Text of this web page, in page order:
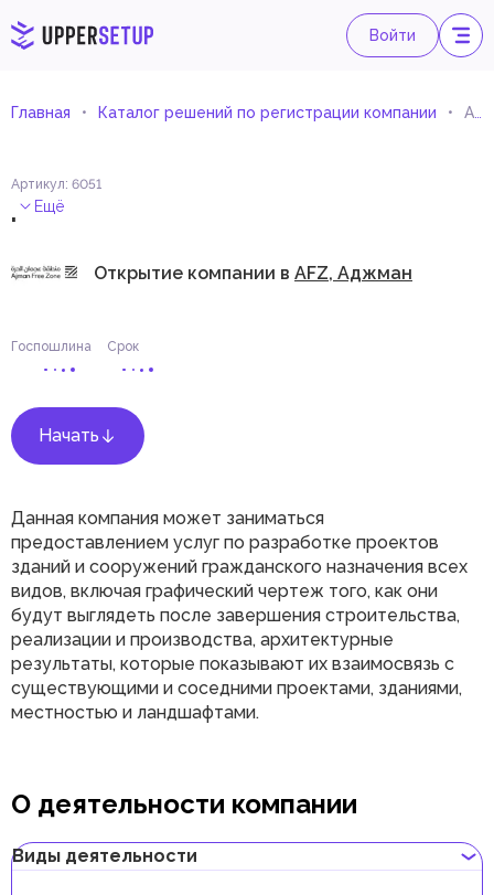
Войти
Главная Каталог решений по регистрации компании Архитектурное производство и технические консультации по чертежам
Артикул: 6051
. Ещё
Открытие компании в AFZ, Аджман
Госпошлина Срок
Начать
Данная компания может заниматься
предоставлением услуг по разработке проектов
зданий и сооружений гражданского назначения всех
видов, включая графический чертеж того, как они
будут выглядеть после завершения строительства,
реализации и производства, архитектурные
результаты, которые показывают их взаимосвязь с
существующими и соседними проектами, зданиями,
местностью и ландшафтами.
О деятельности компании
Виды деятельности